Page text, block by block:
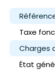
Taxe
Charges
État